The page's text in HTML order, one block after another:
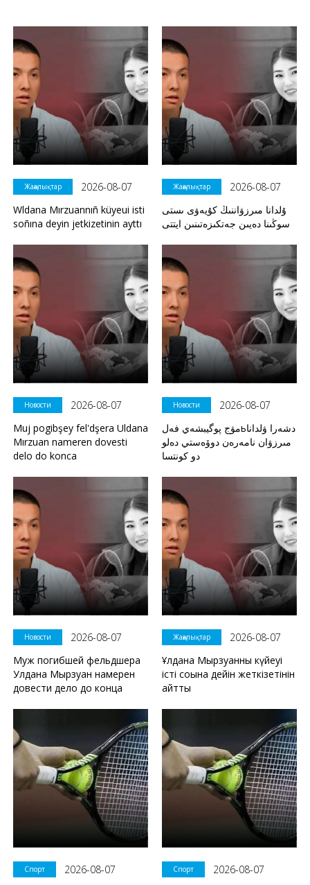
Жаңалықтар
2026-08-07
Wldana Mırzuannıñ küyeui isti
soñına deyin jetkizetinin ayttı
Жаңалықтар
2026-08-07
ۇلدانا مىرزۋاننىڭ كۇيەۋى ىستى
سوڭىنا دەيىن جەتكىزەتىنىن ايتتى
Новости
2026-08-07
Muj pogibşey fel'dşera Uldana
Mırzuan nameren dovesti
delo do konca
Новости
2026-08-07
مۋج پوگيبشەي فەلьدشەرا ۋلدانا
مىرزۋان نامەرەن دوۆەستي دەلو
دو كونتسا
Новости
2026-08-07
Муж погибшей фельдшера
Улдана Мырзуан намерен
довести дело до конца
Жаңалықтар
2026-08-07
Ұлдана Мырзуанның күйеуі
істі соңына дейін жеткізетінін
айтты
Спорт
2026-08-07
Спорт
2026-08-07